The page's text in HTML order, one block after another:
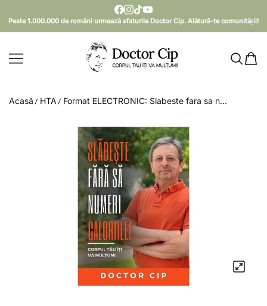
Peste 1.000.000 de români urmează sfaturile Doctor Cip. Alătură-te comunității!
Doctor Cip - Corpul tău îți va mulțumi!
Acasă HTA Format ELECTRONIC: Slabeste fara sa n...